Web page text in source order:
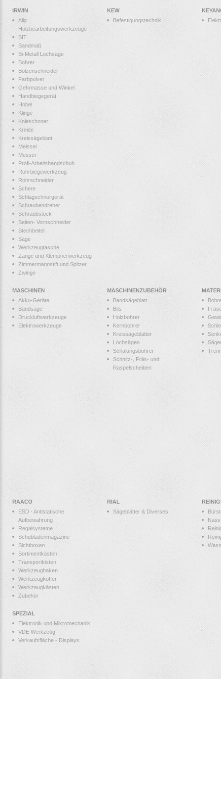
IRWIN
Allg.
Holzbearbeitungswerkzeuge
BIT
Bandmaß
Bi-Metall Lochsäge
Bohrer
Bolzenschneider
Farbpulver
Gehrmasse und Winkel
Handbiegegerät
Hobel
Klinge
Knieschoner
Kreide
Kreissägeblatt
Meissel
Messer
Profi-Arbeitshandschuh
Rohrbiegewerkzeug
Rohrschneider
Schere
Schlagschnurgerät
Schraubendreher
Schraubstock
Seiten- Vornschneider
Stechbeitel
Säge
Werkzeugtasche
Zange und Klempnerwerkzeug
Zimmermannstift und Spitzer
Zwinge
KEW
Befestigungstechnik
MASCHINEN
Akku-Geräte
Bandsäge
Druckluftwerkzeuge
Elektrowerkzeuge
MASCHINENZUBEHÖR
Bandsägeblatt
Bits
Holzbohrer
Kernbohrer
Kreissägeblätter
Lochsägen
Schalungsbohrer
Schnitz-, Fräs- und
Raspelscheiben
RAACO
ESD - Antistatische
Aufbewahrung
Regalsysteme
Schubladenmagazine
Sichtboxen
Sortimentkästen
Transportkisten
Werkzeughaken
Werkzeugkoffer
Werkzeugkästen
Zubehör
RIAL
Sägeblätter & Diverses
SPEZIAL
Elektronik und Mikromechanik
VDE Werkzeug
Verkaufsfläche - Displays